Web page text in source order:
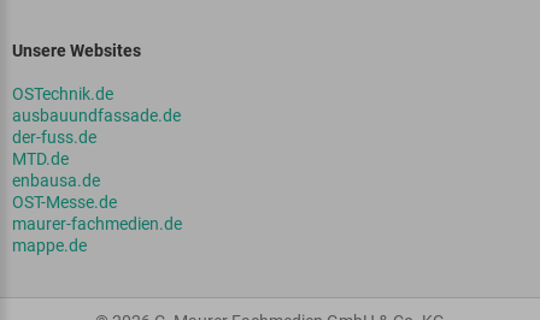
Unsere Websites
OSTechnik.de
ausbauundfassade.de
der-fuss.de
MTD.de
enbausa.de
OST-Messe.de
maurer-fachmedien.de
mappe.de